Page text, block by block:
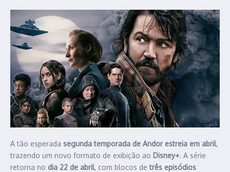
A tão esperada segunda temporada de Andor estreia em abril,
trazendo um novo formato de exibição ao Disney+. A série
retorna no dia 22 de abril, com blocos detrês episódios